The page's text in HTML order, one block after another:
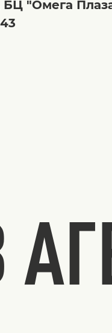
БЦ "Омега